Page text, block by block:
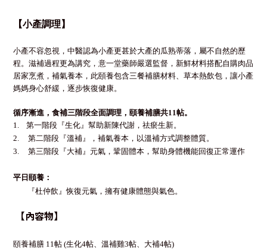
【小產調理】
小產不容忽視，中醫認為小產更甚於大產的瓜熟蒂落，屬不自然的歷
程。滋補過程更為講究，意一堂藥師嚴選監督，新鮮材料搭配自購肉品
居家烹煮，補氣養本，此頤養包含三餐補膳材料、草本熱飲包，讓小產
媽媽身心舒緩，逐步恢復健康。
循序漸進，食補三階段全面調理，頤養補膳共11帖。
1. 第一階段『生化』幫助新陳代謝，祛瘀生新。
2. 第二階段『溫補』，補氣養本，以溫補方式調整體質。
3. 第三階段『大補』元氣，鞏固體本， 幫助身體機能回復正常運作
平日頤養：
『杜仲飲』恢復元氣，擁有健康體態與氣色。
【內容物】
頤養補膳 11帖 (生化4帖、溫補雞3帖、大補4帖)